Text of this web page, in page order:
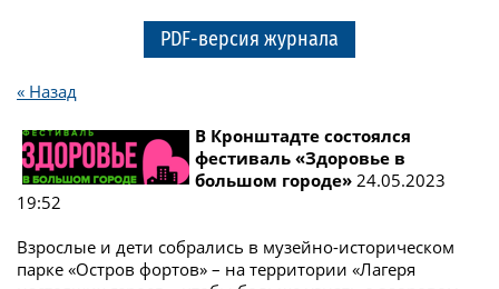
PDF-версия журнала
« Назад
В Кронштадте состоялся
фестиваль «Здоровье в
большом городе» 24.05.2023
19:52
Взрослые и дети собрались в музейно-историческом
парке «Остров фортов» – на территории «Лагеря